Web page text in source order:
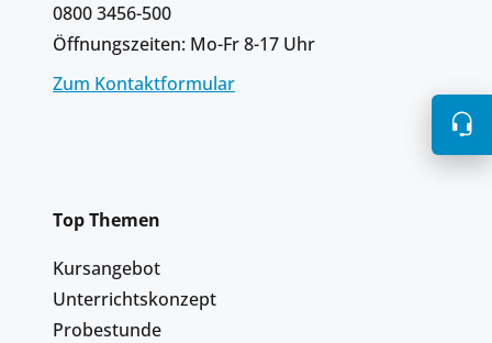
0800 3456-500
Öffnungszeiten: Mo-Fr 8-17 Uhr
Zum Kontaktformular
Top Themen
Kursangebot
Unterrichtskonzept
Probestunde